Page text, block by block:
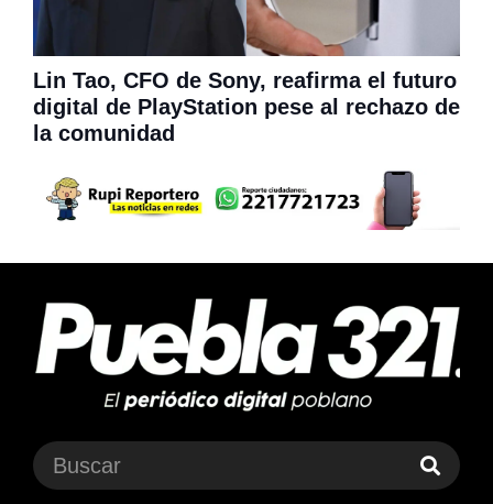
Lin Tao, CFO de Sony, reafirma el futuro
digital de PlayStation pese al rechazo de
la comunidad